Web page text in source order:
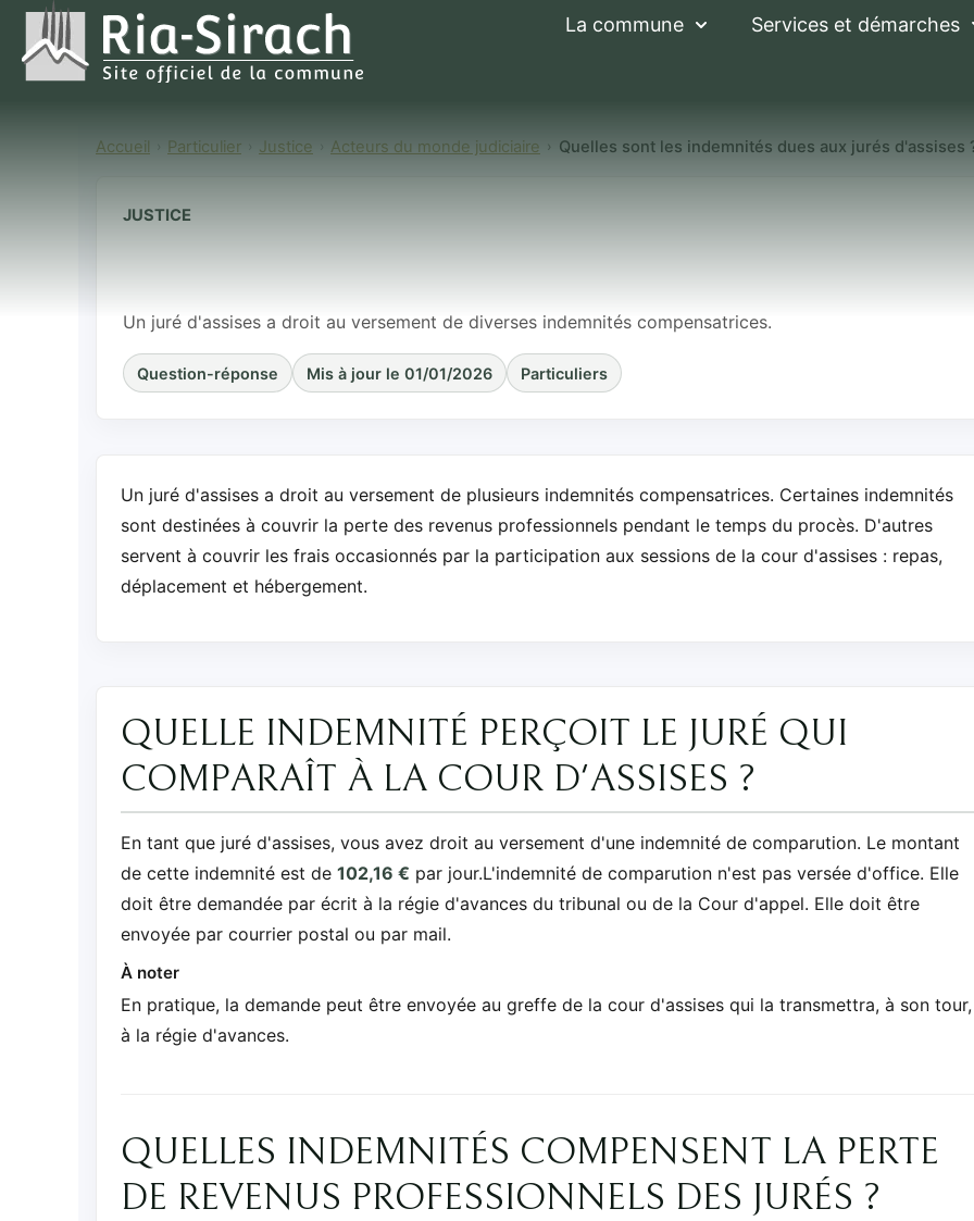
La commune Services et démarches
Accueil Particulier Justice Acteurs du monde judiciaire Quelles sont les indemnités dues aux jurés d'assises
JUSTICE
Quelles sont les indemnités
d'assises ?
Un juré d'assises a droit au versement de diverses indemnités compensatrices.
Question-réponse Mis à jour le 01/01/2026 Particuliers
Un juré d'assises a droit au versement de plusieurs indemnités compensatrices. Certaines indemnités
sont destinées à couvrir la perte des revenus professionnels pendant le temps du procès. D'autres
servent à couvrir les frais occasionnés par la participation aux sessions de la cour d'assises : repas,
déplacement et hébergement.
QUELLE INDEMNITÉ PERÇOIT LE JURÉ QUI
COMPARAÎT À LA COUR D'ASSISES ?
En tant que juré d'assises, vous avez droit au versement d'une indemnité de comparution. Le montant
de cette indemnité est de 102,16 € par jour.L'indemnité de comparution n'est pas versée d'office. Elle
doit être demandée par écrit à la régie d'avances du tribunal ou de la Cour d'appel. Elle doit être
envoyée par courrier postal ou par mail.
À noter
En pratique, la demande peut être envoyée au greffe de la cour d'assises qui la transmettra, à son tour,
à la régie d'avances.
QUELLES INDEMNITÉS COMPENSENT LA PERTE
DE REVENUS PROFESSIONNELS DES JURÉS ?